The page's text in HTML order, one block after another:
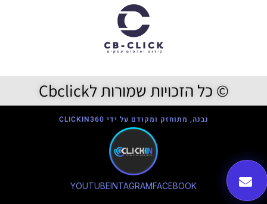
© כל הזכויות שמורות לCbclick
נבנה, מתוחזק ומקודם על ידי CLICKIN360
FACEBOOK
INTAGRAM
YOUTUBE